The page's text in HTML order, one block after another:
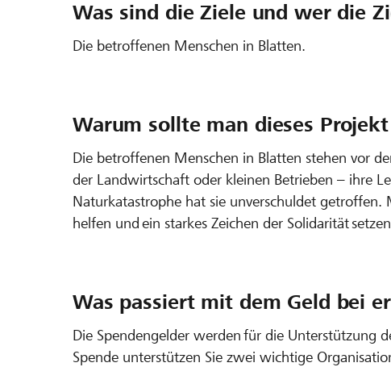
Was sind die Ziele und wer die
Die betroffenen Menschen in Blatten.
Warum sollte man dieses
Die betroffenen Menschen in Blatten stehen vor
der Landwirtschaft oder kleinen Betrieben – ihre
Naturkatastrophe hat sie unverschuldet getroffen.
helfen und ein starkes Zeichen der Solidarität
Was passiert mit dem Geld bei
Die Spendengelder werden für die Unterstützung
Spende unterstützen Sie zwei wichtige